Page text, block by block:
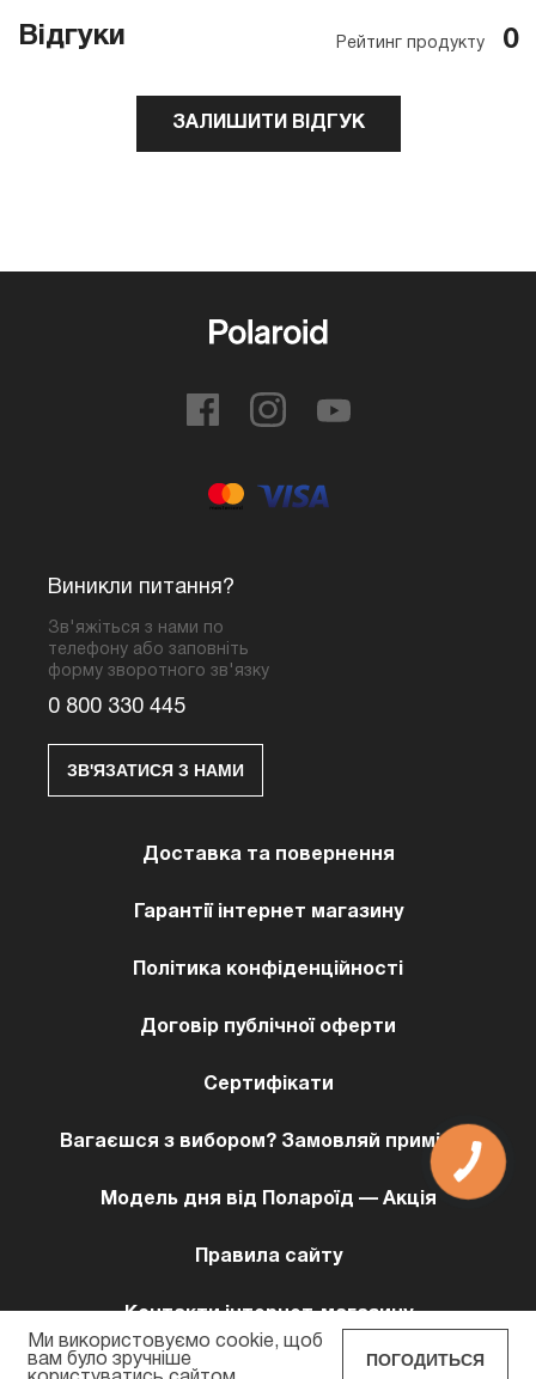
Відгуки Рейтинг продукту 0
ЗАЛИШИТИ ВІДГУК
Виникли питання?
Зв'яжіться з нами по
телефону або заповніть
форму зворотного зв'язку
0 800 330 445
ЗВ'ЯЗАТИСЯ З НАМИ
Доставка та повернення
Гарантії інтернет магазину
Політика конфіденційності
Договір публічної оферти
Сертифікати
Вагаєшся з вибором? Замовляй примірку!
Модель дня від Полароїд — Акція
Правила сайту
Контакти інтернет-магазину
Ми використовуємо cookie, щоб
вам було зручніше
ПОГОДИТЬСЯ